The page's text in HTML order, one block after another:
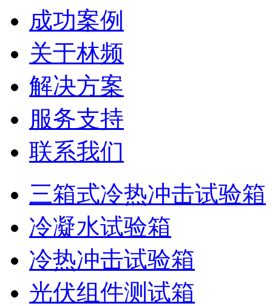
成功案例
关于林频
解决方案
服务支持
联系我们
三箱式冷热冲击试验箱
冷凝水试验箱
冷热冲击试验箱
光伏组件测试箱